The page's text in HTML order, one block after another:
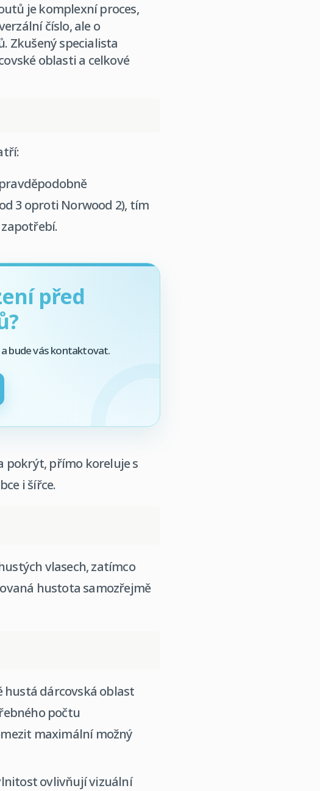
je komplexní proces,
číslo, ale o
Zkušený specialista
oblasti a celkové
3 oproti Norwood 2), tím
před
bude vás kontaktovat.
pokrýt, přímo koreluje s
i šířce.
vlasech, zatímco
hustota samozřejmě
dárcovská oblast
počtu
maximální možný
ovlivňují vizuální